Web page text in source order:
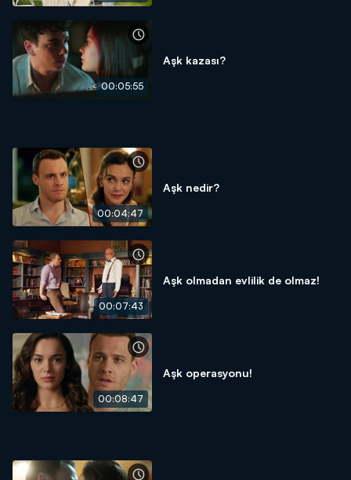
00:05:55
Aşk kazası?
00:04:47
Aşk nedir?
00:07:43
Aşk olmadan evlilik de olmaz!
00:08:47
Aşk operasyonu!